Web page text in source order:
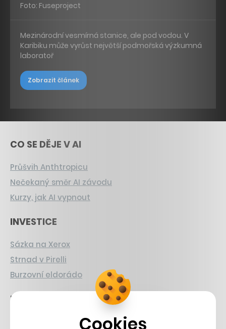
Foto: Fuseproject
Mezinárodní vesmírná stanice, ale pod vodou. V
Karibiku může vyrůst největší podmořská výzkumná
laboratoř
Zobrazit článek
CO SE DĚJE V AI
Průšvih Anthtropicu
Nečekaný směr AI závodu
Kurzy, jak AI vypnout
INVESTICE
Sázka na Xerox
Strnad v Pirelli
Burzovní eldorádo
PŘÍBĚHY Z GASTRA
Boční projekt, co se zvrtnulCookies